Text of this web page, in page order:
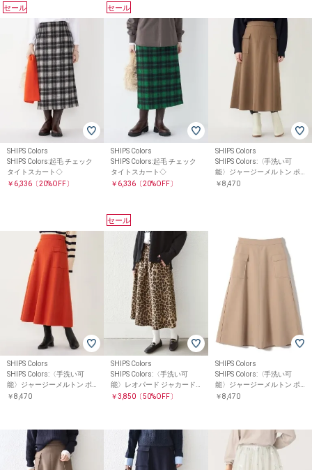
セール
SHIPS Colors
SHIPS Colors:起毛 チェック
タイトスカート◇
￥6,336〔20%OFF〕
セール
SHIPS Colors
SHIPS Colors:起毛 チェック
タイトスカート◇
￥6,336 〔20%OFF〕
SHIPS Colors
SHIPS Colors:〈手洗い可
能〉ジャージーメルトン ポ
ケット フレアスカート
￥8,470
SHIPS Colors
SHIPS Colors:〈手洗い可
能〉ジャージーメルトン ポ
ケット フレアスカート
￥8,470
セール
SHIPS Colors
SHIPS Colors:〈手洗い可
能〉レオパード ジャカード
タック スカート
￥3,850 〔50%OFF〕
SHIPS Colors
SHIPS Colors:〈手洗い可
能〉ジャージーメルトン ポ
ケット フレアスカート2◇
￥8,470